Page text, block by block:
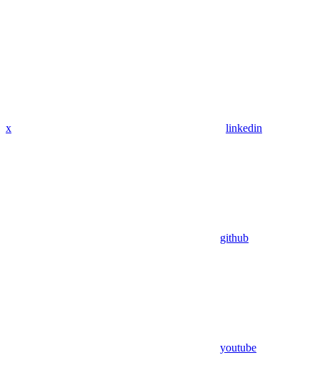
x linkedin
github
youtube